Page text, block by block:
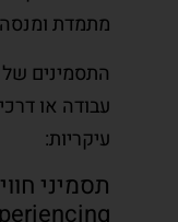
מתמדת ומנסה
התסמינים
עבודה או
עיקריות: